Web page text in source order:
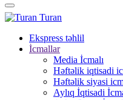
Turan
Ekspress təhlil
İcmallar
Media İcmalı
Həftəlik iqtisadi
Həftəlik siyasi
Aylıq İqtisadi